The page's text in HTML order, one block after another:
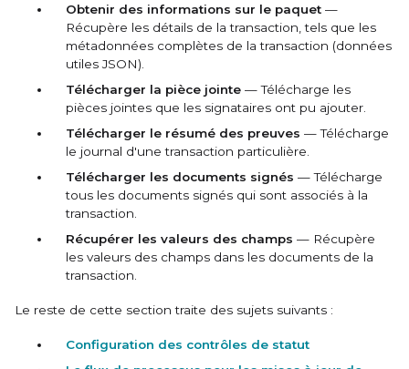
Obtenir des informations sur le paquet —
Récupère les détails de la transaction, tels que les
métadonnées complètes de la transaction (données
utiles JSON).
Télécharger la pièce jointe — Télécharge les
pièces jointes que les signataires ont pu ajouter.
Télécharger le résumé des preuves — Télécharge
le journal d'une transaction particulière.
Télécharger les documents signés — Télécharge
tous les documents signés qui sont associés à la
transaction.
Récupérer les valeurs des champs — Récupère
les valeurs des champs dans les documents de la
transaction.
Le reste de cette section traite des sujets suivants :
Configuration des contrôles de statut